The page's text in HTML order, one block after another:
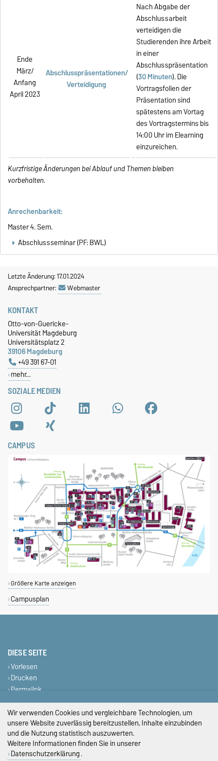
Ende
März/
Anfang
April 2023
Abschlusspräsentationen/
Verteidigung
Nach Abgabe der
Abschlussarbeit
verteidigen die
Studierenden ihre Arbeit
in einer
Abschlusspräsentation
(30 Minuten). Die
Vortragsfolien der
Präsentation sind
spätestens am Vortag
des Vortragstermins bis
14:00 Uhr im Elearning
einzureichen.
Kurzfristige Änderungen bei Ablauf und Themen bleiben
vorbehalten.
Anrechenbarkeit:
Master 4. Sem.
Abschlussseminar (PF: BWL)
Letzte Änderung: 17.01.2024
Ansprechpartner:
Webmaster
SOZIALE MEDIEN
KONTAKT
Otto-von-Guericke-
Universität Magdeburg
Universitätsplatz 2
39106 Magdeburg
+49 391 67-01
mehr…
CAMPUS
Größere Karte anzeigen
Campusplan
DIESE SEITE
Vorlesen
Drucken
Permalink
Impressum
Datenschutz
Wir verwenden Cookies und vergleichbare Technologien, um
unsere Website zuverlässig bereitzustellen, Inhalte einzubinden
und die Nutzung statistisch auszuwerten.
Weitere Informationen finden Sie in unserer
Datenschutzerklärung.